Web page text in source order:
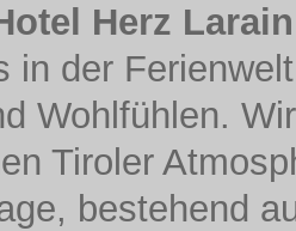
Herz
in der
Wohlfühlen.
Tiroler
bestehend